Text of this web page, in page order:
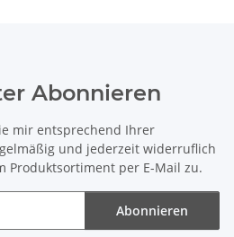
Abonnieren
mir entsprechend Ihrer
und jederzeit widerruflich
Produktsortiment per E-Mail zu.
Abonnieren